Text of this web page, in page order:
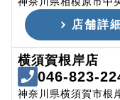
店舗詳細
横須賀根岸店
046-823-
神奈川県横須賀市根